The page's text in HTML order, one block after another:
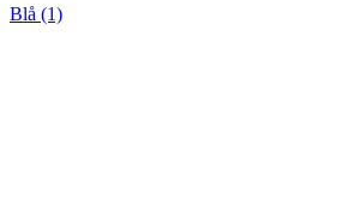
Blå (1)